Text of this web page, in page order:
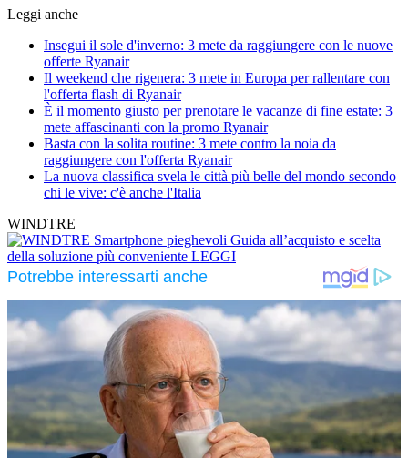
Leggi anche
Insegui il sole d'inverno: 3 mete da raggiungere con le nuove
offerte Ryanair
Il weekend che rigenera: 3 mete in Europa per rallentare con
l'offerta flash di Ryanair
È il momento giusto per prenotare le vacanze di fine estate: 3
mete affascinanti con la promo Ryanair
Basta con la solita routine: 3 mete contro la noia da
raggiungere con l'offerta Ryanair
La nuova classifica svela le città più belle del mondo secondo
chi le vive: c'è anche l'Italia
WINDTRE
Smartphone pieghevoli Guida all’acquisto e scelta
della soluzione più conveniente LEGGI